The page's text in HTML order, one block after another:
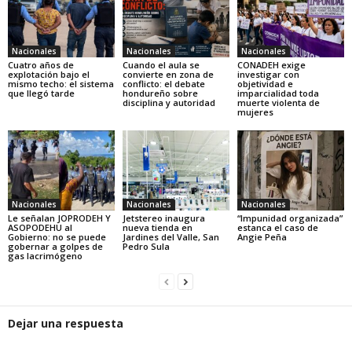
Nacionales
Cuatro años de
explotación bajo el
mismo techo: el sistema
que llegó tarde
Nacionales
Cuando el aula se
convierte en zona de
conflicto: el debate
hondureño sobre
disciplina y autoridad
Nacionales
CONADEH exige
investigar con
objetividad e
imparcialidad toda
muerte violenta de
mujeres
Nacionales
Le señalan JOPRODEH Y
ASOPODEHU al
Gobierno: no se puede
gobernar a golpes de
gas lacrimógeno
Nacionales
Jetstereo inaugura
nueva tienda en
Jardines del Valle, San
Pedro Sula
Nacionales
“Impunidad organizada”
estanca el caso de
Angie Peña
Dejar una respuesta